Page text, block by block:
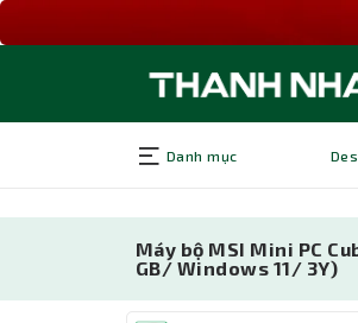
Danh mục
Máy bộ MSI Mini PC
GB/ Windows 11/ 3Y)